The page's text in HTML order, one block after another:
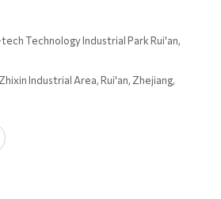
Technology Industrial Park Rui'an,
Zhixin Industrial Area, Rui'an, Zhejiang,